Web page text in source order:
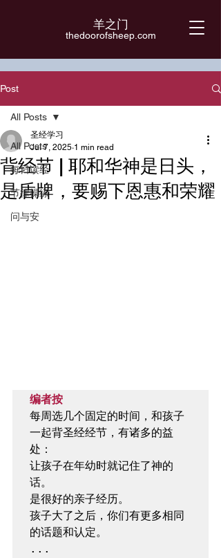
羊之门
​thedoorofsheep.com
Post
All Posts
每日读经
节律操练
问与安
All Posts
背经节 | 耶和华神是日头，
是盾牌，要赐下恩惠和荣耀
圣经学习
Jul 7, 2025 1 min read
编者按
每周选几个固定的时间，和孩子
一起背圣经经节，有诸多的益
处：
让孩子在年幼时就记住了神的
话。
是很好的亲子经历。
孩子大了之后，你们有更多相同
的话题和认定。
...